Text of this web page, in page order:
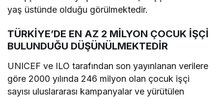
yaş üstünde olduğu görülmektedir.
TÜRKİYE’DE EN AZ 2 MİLYON ÇOCUK İŞÇİ
BULUNDUĞU DÜŞÜNÜLMEKTEDİR
UNICEF ve ILO tarafından son yayınlanan verilere
göre 2000 yılında 246 milyon olan çocuk işçi
sayısı uluslararası kampanyalar ve yürütülen